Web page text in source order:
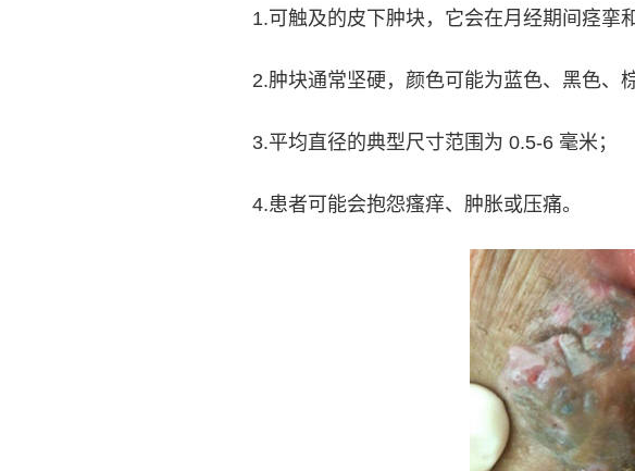
1.可触及的皮下肿块，它会在月经期间痉挛
2.肿块通常坚硬，颜色可能为蓝色、黑色、
3.平均直径的典型尺寸范围为 0.5-6 毫米；
4.患者可能会抱怨瘙痒、肿胀或压痛。